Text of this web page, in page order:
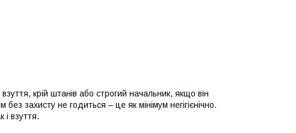
крій штанів або строгий начальник, якщо він
захисту не годиться – це як мінімум негігієнічно.
і взуття.